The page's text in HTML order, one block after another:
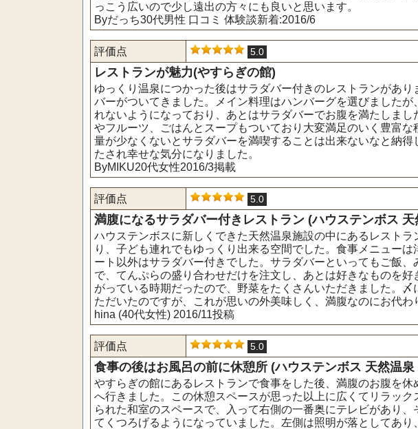
っこう広いので少し遠出の方々にも良いと思います。
Byだっち30代男性 口コミ 体験談新着:2016/6
評価点 5.0
レストランが魅力(やすらぎの館)
ゆっくり温泉につかった後はサラダバー付きのレストランがあ
バーがついてきました。メイン料理はハンバーグを選びましたが
れないようになっており、あとはサラダバーでお腹を満たしまし
やフルーツ、ごはんとスープもついており大変満足のいく豊富
量が少なくないとサラダバーを満喫することは出来ないなと納
たされ幸せな気分になりました。
ByMIKU20代女性2016/3掲載
評価点 5.0
満腹になるサラダバー付きレストラン (ハウステンボス
ハウステンボスに新しくできた天然温泉施設の中にあるレスト
り、子ども連れでもゆっくり出来る空間でした。食事メニュー
ート以外はサラダバー付きでした。サラダバーといってもご飯
で、てんぷらの盛り合わせだけを注文し、あとは好きなものを
がっている時期だったので、野菜をたくさんいただきました。
ただいたのですが、これが思いの外美味しく、満腹なのにお代わ
hina (40代女性) 2016/11投稿
評価点 5.0
食事の後はお風呂の前に休憩所 (ハウステンボス 天然温
やすらぎの館にあるレストランで食事をした後、満腹のお腹を
へ行きました。この休憩スペースが思った以上に広くてリラッ
られた和室のスペースで、入って右側の一番奥にテレビがあり
てくつろげるようになっていました。左側は照明が落としてあ